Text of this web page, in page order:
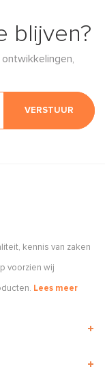
blijven?
VERSTUUR
kennis van zaken
voorzien wij
Lees meer